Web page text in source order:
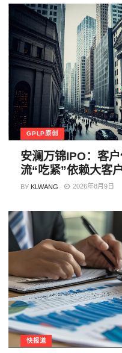
GPLP原创
安澜万锦IPO：客
流“吃紧”依赖大客户
BY KLWANG 2026年8月9日
快报道